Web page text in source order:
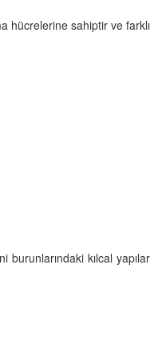
hücrelerine sahiptir ve farklı
kılcal yapılar